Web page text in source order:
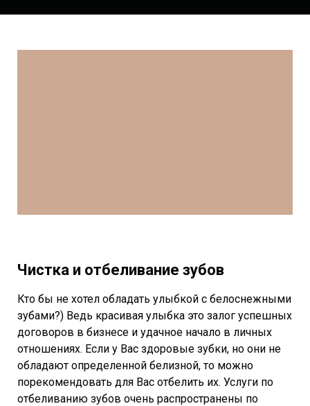
Чистка и отбеливание зубов
Кто бы не хотел обладать улыбкой с белоснежными
зубами?) Ведь красивая улыбка это залог успешных
договоров в бизнесе и удачное начало в личных
отношениях. Если у Вас здоровые зубки, но они не
обладают определенной белизной, то можно
порекомендовать для Вас отбелить их. Услуги по
отбеливанию зубов очень распространены по